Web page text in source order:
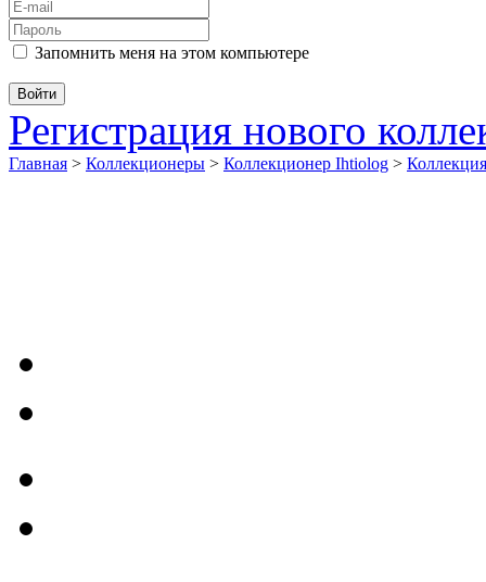
Запомнить меня на этом компьютере
Регистрация нового
Главная > Коллекционеры > Коллекционер Ihtiolog >